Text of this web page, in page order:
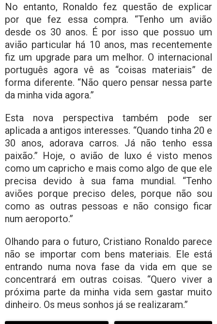
No entanto, Ronaldo fez questão de explicar
por que fez essa compra. “Tenho um avião
desde os 30 anos. É por isso que possuo um
avião particular há 10 anos, mas recentemente
fiz um upgrade para um melhor. O internacional
português agora vê as “coisas materiais” de
forma diferente. “Não quero pensar nessa parte
da minha vida agora.”
Esta nova perspectiva também pode ser
aplicada a antigos interesses. “Quando tinha 20 e
30 anos, adorava carros. Já não tenho essa
paixão.” Hoje, o avião de luxo é visto menos
como um capricho e mais como algo de que ele
precisa devido à sua fama mundial. “Tenho
aviões porque preciso deles, porque não sou
como as outras pessoas e não consigo ficar
num aeroporto.”
Olhando para o futuro, Cristiano Ronaldo parece
não se importar com bens materiais. Ele está
entrando numa nova fase da vida em que se
concentrará em outras coisas. “Quero viver a
próxima parte da minha vida sem gastar muito
dinheiro. Os meus sonhos já se realizaram.”